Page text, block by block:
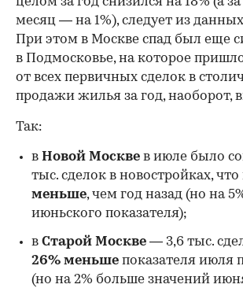
месяц — на 1%), следует из
При этом в Москве спад был еще
в Подмосковье, на которое
от всех первичных сделок в
продажи жилья за год, наоборот,
00:00 / 00:00
Так:
в Новой Москве в июле было
тыс. сделок в новостройках, что
меньше, чем год назад (но на
июньского показателя);
в Старой Москве — 3,6 тыс.
26% меньше показателя июля
(но на 2% больше значений